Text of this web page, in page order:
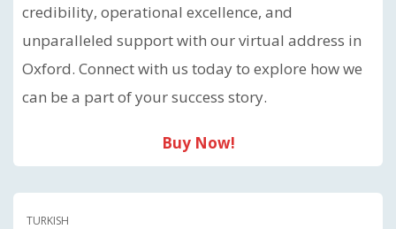
credibility, operational excellence, and
unparalleled support with our virtual address in
Oxford. Connect with us today to explore how we
can be a part of your success story.
Buy Now!
TURKISH